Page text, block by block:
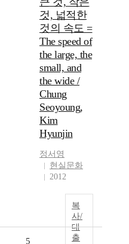
것, 넓적한
것의 속도 =
The speed of
the large, the
small, and
the wide /
Chung
Seoyoung,
Kim
Hyunjin
정서영
현실문화
2012
복
사/
대
출
5